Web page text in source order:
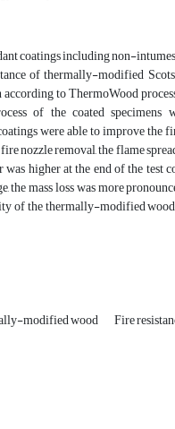
coatings including non-
of thermally-modified
to ThermoWood
of the coated
were able to improve
nozzle removal, the flame
higher at the end of the test
the mass loss was more
of the thermally-modified
modified wood Fire